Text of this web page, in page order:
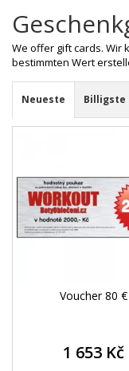
We offer gift cards. Wir
bestimmten Wert
Neueste Billigste
Voucher 80 €
1 653 Kč